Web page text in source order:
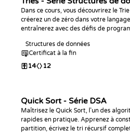
Dans ce cours, vous découvrirez le
créerez un de zéro dans votre
entraînerez avec des défis de
Structures de données
Certificat à la fin
14 12
Quick Sort - Série DSA
Maîtrisez le Quick Sort, l'un des
rapides en pratique. Apprenez à
partition, écrivez le tri récursif